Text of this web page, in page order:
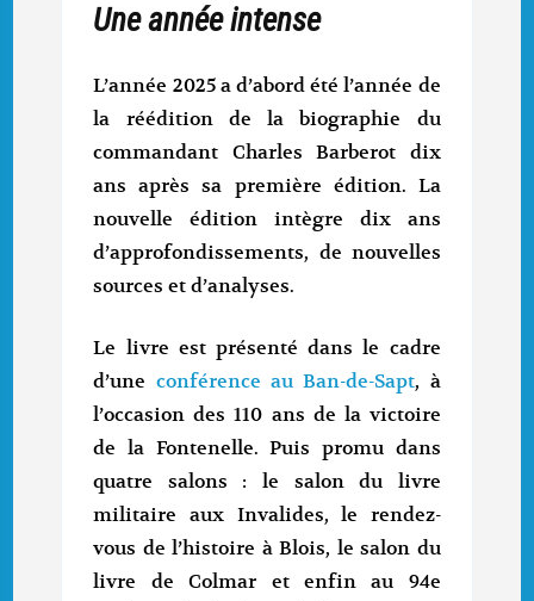
Une année intense
L’année 2025 a d’abord été l’année de
la réédition de la biographie du
commandant Charles Barberot dix
ans après sa première édition. La
nouvelle édition intègre dix ans
d’approfondissements, de nouvelles
sources et d’analyses.
Le livre est présenté dans le cadre
d’une conférence au Ban-de-Sapt, à
l’occasion des 110 ans de la victoire
de la Fontenelle. Puis promu dans
quatre salons : le salon du livre
militaire aux Invalides, le rendez-
vous de l’histoire à Blois, le salon du
livre de Colmar et enfin au 94e